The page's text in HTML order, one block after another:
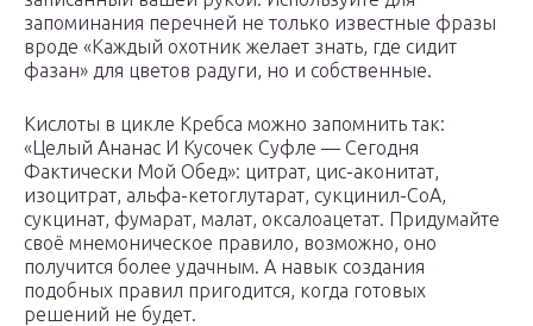
запоминания перечней не только известные фразы
вроде «Каждый охотник желает знать, где сидит
фазан» для цветов радуги, но и собственные.
Кислоты в цикле Кребса можно запомнить так:
«Целый Ананас И Кусочек Суфле — Сегодня
Фактически Мой Обед»: цитрат, цис-аконитат,
изоцитрат, альфа-кетоглутарат, сукцинил-CoA,
сукцинат, фумарат, малат, оксалоацетат. Придумайте
своё мнемоническое правило, возможно, оно
получится более удачным. А навык создания
подобных правил пригодится, когда готовых
решений не будет.